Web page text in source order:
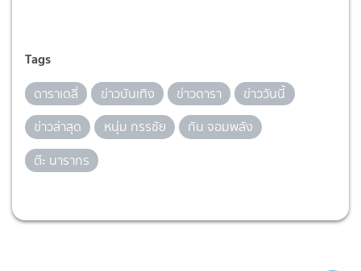
Tags
ดาราเดลี่ ข่าวบันเทิง ข่าวดารา
ข่าววันนี้
ข่าวล่าสุด
หนุ่ม กรรชัย
กัน จอมพลัง
ต๊ะ นารากร